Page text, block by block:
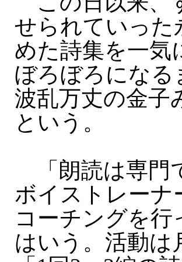
せられていった
めた詩集を一気
ぼろぼろになる
波乱万丈の金子
という。
「朗読は専門
ボイストレーナ
コーチングを
はいう。活動は